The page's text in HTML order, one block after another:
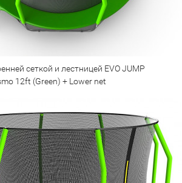
сеткой и лестницей EVO JUMP
12ft (Green) + Lower net